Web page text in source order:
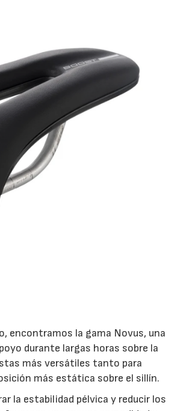
encontramos la gama Novus, una
durante largas horas sobre la
más versátiles tanto para
más estática sobre el sillín.
la estabilidad pélvica y reducir los